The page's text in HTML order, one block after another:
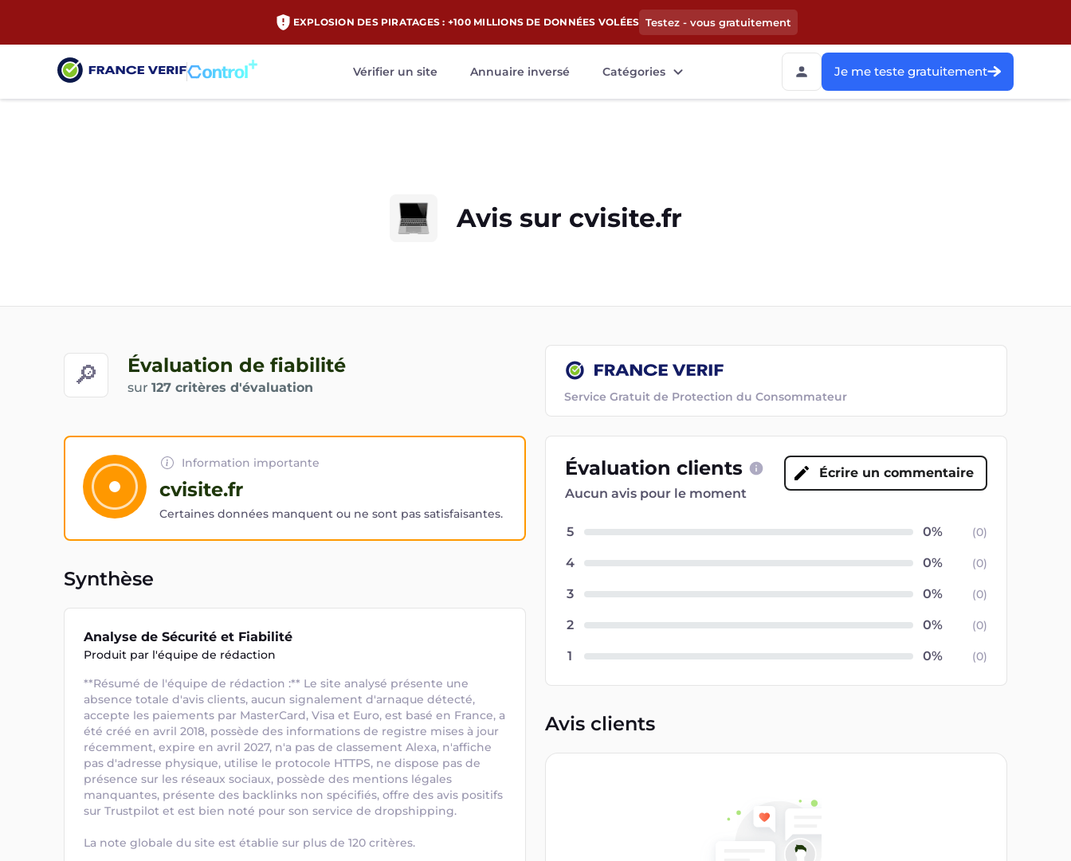
EXPLOSION DES PIRATAGES : +100 MILLIONS DE DONNÉES VOLÉES Testez - vous gratuitement
Vérifier un site Annuaire inversé Catégories Je me teste gratuitement
Avis sur cvisite.fr
🔎 Évaluation de fiabilité
sur 127 critères d'évaluation
Service Gratuit de Protection du Consommateur
Information importante
cvisite.fr
Certaines données manquent ou ne sont pas satisfaisantes.
Synthèse
Analyse de Sécurité et Fiabilité
Produit par l'équipe de rédaction
**Résumé de l'équipe de rédaction :** Le site analysé présente une
absence totale d'avis clients, aucun signalement d'arnaque détecté,
accepte les paiements par MasterCard, Visa et Euro, est basé en France, a
été créé en avril 2018, possède des informations de registre mises à jour
récemment, expire en avril 2027, n'a pas de classement Alexa, n'affiche
pas d'adresse physique, utilise le protocole HTTPS, ne dispose pas de
présence sur les réseaux sociaux, possède des mentions légales
manquantes, présente des backlinks non spécifiés, offre des avis positifs
sur Trustpilot et est bien noté pour son service de dropshipping.
La note globale du site est établie sur plus de 120 critères.
Évaluation clients
Aucun avis pour le moment
Écrire un commentaire
5 (0)
4 (0)
3 (0)
2 (0)
1 (0)
Avis clients